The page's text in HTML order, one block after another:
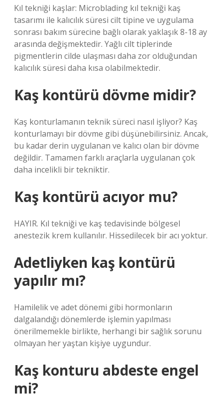
Kıl tekniği kaşlar: Microblading kıl tekniği kaş
tasarımı ile kalıcılık süresi cilt tipine ve uygulama
sonrası bakım sürecine bağlı olarak yaklaşık 8-18 ay
arasında değişmektedir. Yağlı cilt tiplerinde
pigmentlerin cilde ulaşması daha zor olduğundan
kalıcılık süresi daha kısa olabilmektedir.
Kaş kontürü dövme midir?
Kaş konturlamanın teknik süreci nasıl işliyor? Kaş
konturlamayı bir dövme gibi düşünebilirsiniz. Ancak,
bu kadar derin uygulanan ve kalıcı olan bir dövme
değildir. Tamamen farklı araçlarla uygulanan çok
daha incelikli bir tekniktir.
Kaş kontürü acıyor mu?
HAYIR. Kıl tekniği ve kaş tedavisinde bölgesel
anestezik krem ​​kullanılır. Hissedilecek bir acı yoktur.
Adetliyken kaş kontürü
yapılır mı?
Hamilelik ve adet dönemi gibi hormonların
dalgalandığı dönemlerde işlemin yapılması
önerilmemekle birlikte, herhangi bir sağlık sorunu
olmayan her yaştan kişiye uygundur.
Kaş konturu abdeste engel
mi?